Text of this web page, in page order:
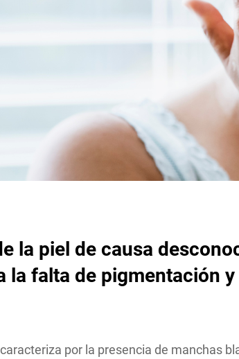
la piel de causa
la falta de pigmentación
por la presencia de manchas